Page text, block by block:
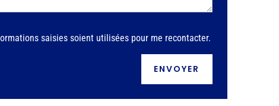
saisies soient utilisées pour me recontacter.